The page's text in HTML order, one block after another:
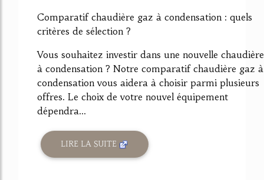
Comparatif chaudière gaz à condensation : quels
critères de sélection ?
Vous souhaitez investir dans une nouvelle chaudière
à condensation ? Notre comparatif chaudière gaz à
condensation vous aidera à choisir parmi plusieurs
offres. Le choix de votre nouvel équipement
dépendra...
LIRE LA SUITE